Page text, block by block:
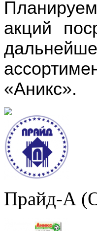
акций
«Аникс».
Прайд-А